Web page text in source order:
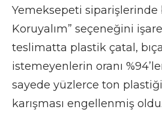
Yemeksepeti siparişlerinde
Koruyalım” seçeneğini
teslimatta plastik çatal,
istemeyenlerin oranı
sayede yüzlerce ton
karışması engellenmiş oldu.